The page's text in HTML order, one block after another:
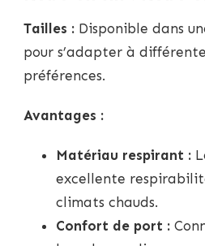
Tailles : Disponible dans
pour s’adapter à
préférences.
Avantages :
Matériau respirant :
excellente
climats chauds.
Confort de port :